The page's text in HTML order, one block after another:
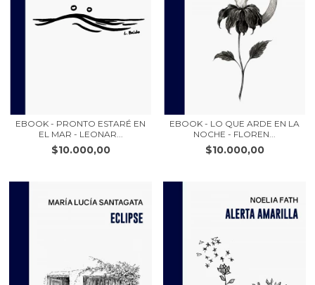
EBOOK - PRONTO ESTARÉ EN
EL MAR - LEONAR...
$10.000,00
EBOOK - LO QUE ARDE EN LA
NOCHE - FLOREN...
$10.000,00